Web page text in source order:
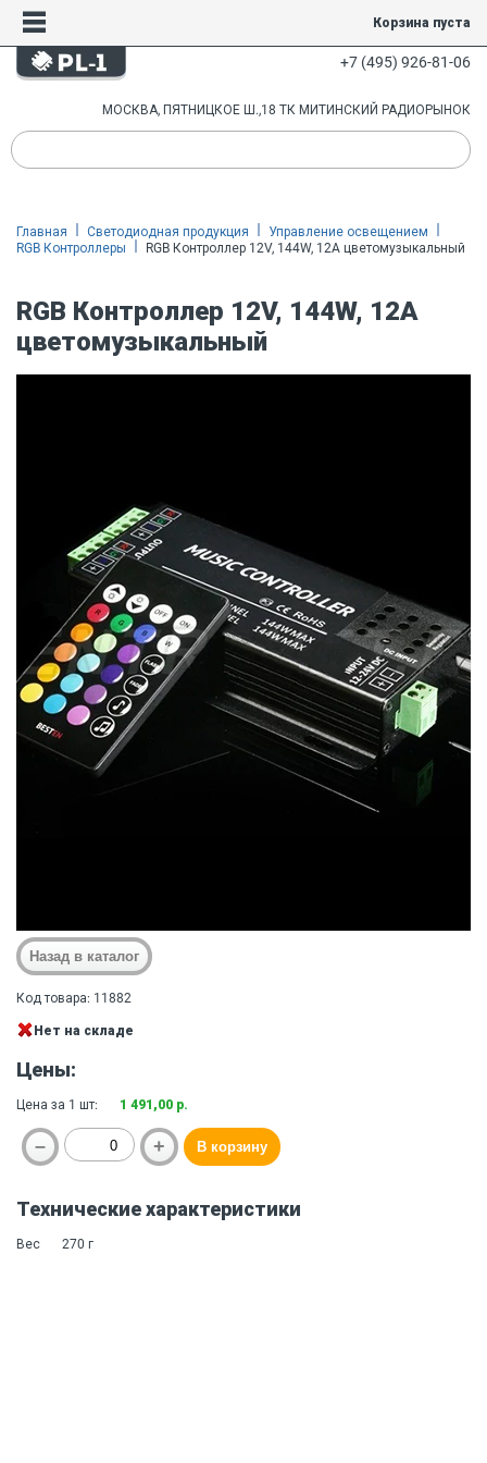
Корзина пуста
+7 (495) 926-81-06
МОСКВА, ПЯТНИЦКОЕ Ш.,18 ТК МИТИНСКИЙ РАДИОРЫНОК
Главная Светодиодная продукция
Управление освещением
RGB Контроллеры
RGB Контроллер 12V, 144W, 12A цветомузыкальный
RGB Контроллер 12V, 144W, 12A
цветомузыкальный
Код товара: 11882
Нет на складе
Цены:
Цена за 1 шт: 1 491,00 р.
Технические характеристики
Вес 270 г